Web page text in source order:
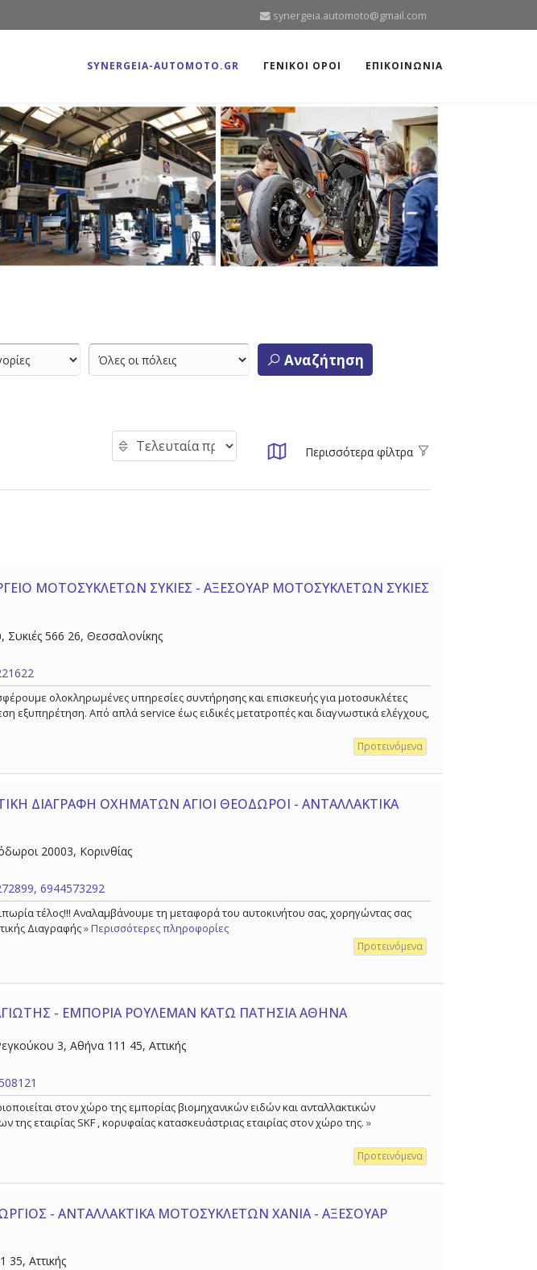
synergeia.automoto@gmail.com
SYNERGEIA-AUTOMOTO.GR ΓΕΝΙΚΟΙ ΟΡΟΙ ΕΠΙΚΟΙΝΩΝΙΑ
Αναζήτηση
Περισσότερα φίλτρα
ΜΟΤΟΣΥΚΛΕΤΩΝ ΣΥΚΙΕΣ - ΑΞΕΣΟΥΑΡ ΜΟΤΟΣΥΚΛΕΤΩΝ ΣΥΚΙΕΣ
566 26, Θεσσαλονίκης
ολοκληρωμένες υπηρεσίες συντήρησης και επισκευής για μοτοσυκλέτες
εξυπηρέτηση. Από απλά service έως ειδικές μετατροπές και διαγνωστικά ελέγχους,
Προτεινόμενα
ΔΙΑΓΡΑΦΗ ΟΧΗΜΑΤΩΝ ΑΓΙΟΙ ΘΕΟΔΩΡΟΙ - ΑΝΤΑΛΛΑΚΤΙΚΑ
20003, Κορινθίας
6944573292
τέλος!!! Αναλαμβάνουμε τη μεταφορά του αυτοκινήτου σας, χορηγώντας σας
Διαγραφής» Περισσότερες πληροφορίες
Προτεινόμενα
- ΕΜΠΟΡΙΑ ΡΟΥΛΕΜΑΝ ΚΑΤΩ ΠΑΤΗΣΙΑ ΑΘΗΝΑ
3, Αθήνα 111 45, Αττικής
στον χώρο της εμπορίας βιομηχανικών ειδών και ανταλλακτικών
εταιρίας SKF , κορυφαίας κατασκευάστριας εταιρίας στον χώρο της. »
Προτεινόμενα
- ΑΝΤΑΛΛΑΚΤΙΚΑ ΜΟΤΟΣΥΚΛΕΤΩΝ ΧΑΝΙΑ - ΑΞΕΣΟΥΑΡ
Αττικής